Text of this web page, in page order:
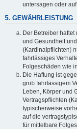
untersagen oder
5. GEWÄHRLEISTUNG
Der Betreiber haftet
und Gesundheit
(Kardinalpflichten)
fahrlässiges
Folgeschäden wie
Die Haftung ist
grob fahrlässigem
Leben, Körper und
Vertragspflichten
typischerweise
auf die
für mittelbare